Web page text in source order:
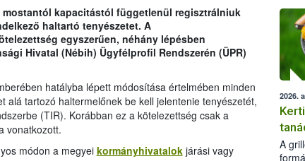
kapacitástól függetlenül regisztrálniuk
haltartó tenyészetet. A
egyszerűen, néhány lépésben
Hivatal (Nébih) Ügyfélprofil Rendszerén (ÜPR)
hatályba lépett módosítása értelmében minden
alá tartozó haltermelőnek be kell jelentenie tenyészetét,
(TIR). Korábban ez a kötelezettség csak a
vonatkozott.
módon a megyei kormányhivatalokjárási vagy
Az
2026.
A